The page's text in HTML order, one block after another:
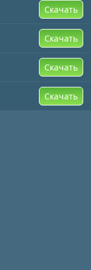
Скачать
Скачать
Скачать
Скачать